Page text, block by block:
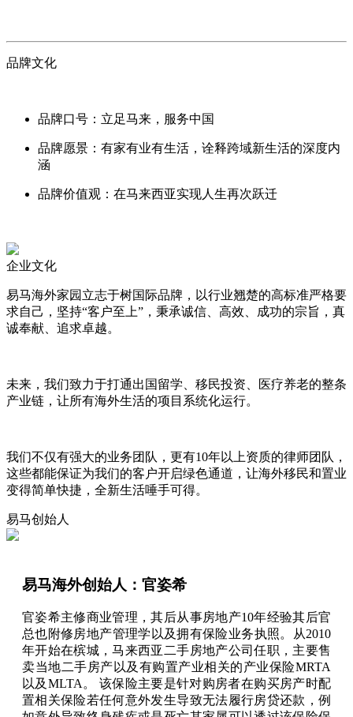
品牌文化
品牌口号：立足马来，服务中国
品牌愿景：有家有业有生活，诠释跨域新生活的深度内
涵
品牌价值观：在马来西亚实现人生再次跃迁
企业文化
易马海外家园立志于树国际品牌，以行业翘楚的高标准严格要
求自己，坚持“客户至上”，秉承诚信、高效、成功的宗旨，真
诚奉献、追求卓越。
未来，我们致力于打通出国留学、移民投资、医疗养老的整条
产业链，让所有海外生活的项目系统化运行。
我们不仅有强大的业务团队，更有10年以上资质的律师团队，
这些都能保证为我们的客户开启绿色通道，让海外移民和置业
变得简单快捷，全新生活唾手可得。
易马创始人
易马海外创始人：官姿希
官姿希主修商业管理，其后从事房地产10年经验其后官
总也附修房地产管理学以及拥有保险业务执照。从2010
年开始在槟城，马来西亚二手房地产公司任职，主要售
卖当地二手房产以及有购置产业相关的产业保险MRTA
以及MLTA。 该保险主要是针对购房者在购买房产时配
置相关保险若任何意外发生导致无法履行房贷还款，例